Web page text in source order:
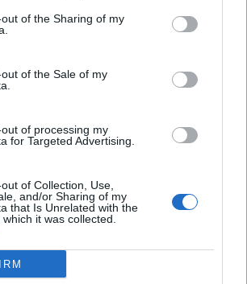
of the Sharing of my
of the Sale of my
of processing my
for Targeted Advertising.
of Collection, Use,
and/or Sharing of my
that Is Unrelated with the
it was collected.
GLI ALTRI ARTICOLI DI
per te
Il meglio di